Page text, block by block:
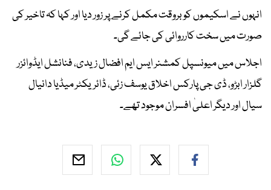
انہوں نے اسکیموں کو بروقت مکمل کرنے پر زور دیا اور کہا کہ تاخیر کی
صورت میں سخت کارروائی کی جائے گی۔
اجلاس میں میونسپل کمشنر ایس ایم افضال زیدی، فنانشل ایڈوائزر
گلزار ابڑو، ڈی جی پارکس اخلاق یوسف زئی، ڈائریکٹر میڈیا دانیال
سیال اور دیگر اعلیٰ افسران موجود تھے۔